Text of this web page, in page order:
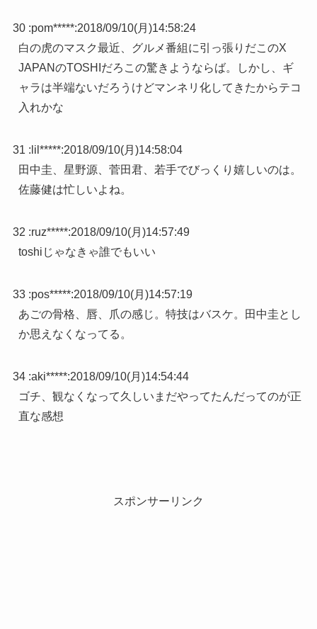
30 :pom*****:2018/09/10(月)14:58:24
白の虎のマスク最近、グルメ番組に引っ張りだこのX
JAPANのTOSHIだろこの驚きようならば。しかし、ギ
ャラは半端ないだろうけどマンネリ化してきたからテコ
入れかな
31 : lil*****:2018/09/10(月)14:58:04
田中圭、星野源、菅田君、若手でびっくり嬉しいのは。
佐藤健は忙しいよね。
32 :ruz*****:2018/09/10(月)14:57:49
toshiじゃなきゃ誰でもいい
33 :pos*****:2018/09/10(月)14:57:19
あごの骨格、唇、爪の感じ。特技はバスケ。田中圭とし
か思えなくなってる。
34 :aki*****:2018/09/10(月)14:54:44
ゴチ、観なくなって久しいまだやってたんだってのが正
直な感想
スポンサーリンク